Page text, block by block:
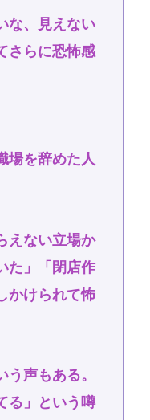
な、見えない
さらに恐怖感
場を辞めた人
えない立場か
た」「閉店作
かけられて怖
声もある。
る」という噂